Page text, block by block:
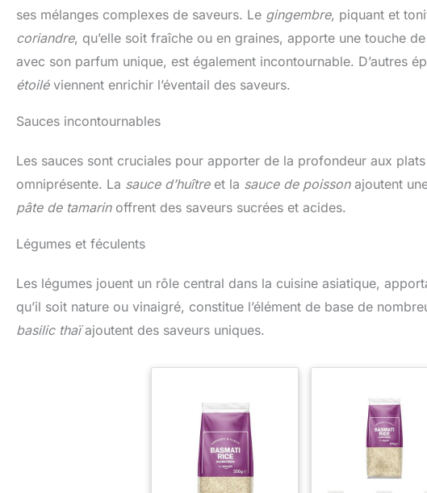
ses mélanges complexes de saveurs. Le gingembre, piquant et
coriandre, qu’elle soit fraîche ou en graines, apporte une touche
avec son parfum unique, est également incontournable. D’autres
étoiléviennent enrichir l’éventail des saveurs.
Sauces incontournables
Les sauces sont cruciales pour apporter de la profondeur aux
omniprésente. La sauce d’huîtreet la sauce de poissonajoutent
pâte de tamarinoffrent des saveurs sucrées et acides.
Légumes et féculents
Les légumes jouent un rôle central dans la cuisine asiatique,
qu’il soit nature ou vinaigré, constitue l’élément de base de
basilic thaïajoutent des saveurs uniques.